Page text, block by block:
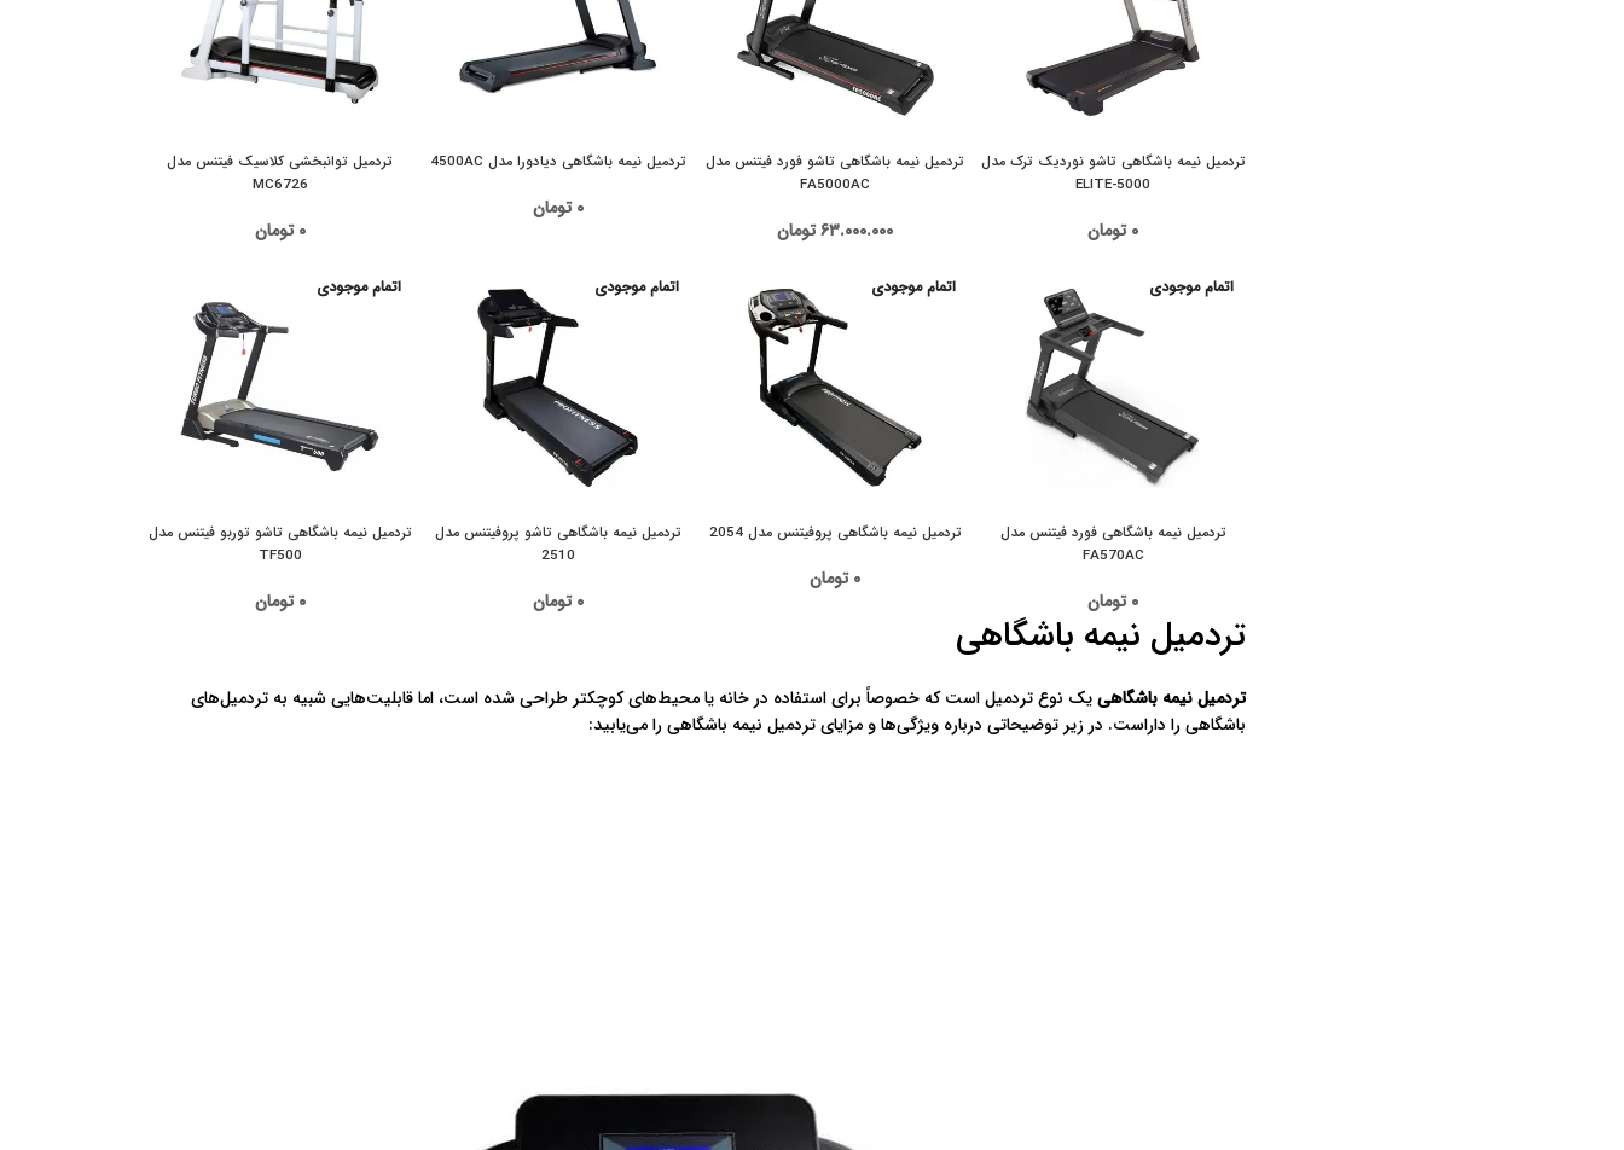
تردمیل نیمه باشگاهی تاشو نوردیک ترک مدل
ELITE-5000
۰ تومان
تردمیل نیمه باشگاهی تاشو فورد فیتنس مدل
FA5000AC
۶۳.۰۰۰.۰۰۰تومان
تردمیل نیمه باشگاهی دیادورا مدل 4500AC
۰ تومان
تردمیل توانبخشی کلاسیک فیتنس مدل
MC6726
۰ تومان
اتمام موجودی
تردمیل نیمه باشگاهی فورد فیتنس مدل
FA570AC
۰ تومان
اتمام موجودی
تردمیل نیمه باشگاهی پروفیتنس مدل 2054
۰ تومان
اتمام موجودی
تردمیل نیمه باشگاهی تاشو پروفیتنس مدل
2510
۰ تومان
اتمام موجودی
تردمیل نیمه باشگاهی تاشو توربو فیتنس مدل
TF500
۰ تومان
تردمیل نیمه باشگاهی
تردمیل نیمه باشگاهییک نوع تردمیل است که خصوصاً برای استفاده در خانه یا محیط‌های کوچکتر طراحی شده است، اما قابلیت‌هایی شبیه به تردمیل‌های
باشگاهی را داراست. در زیر توضیحاتی درباره ویژگی‌ها و مزایای تردمیل نیمه باشگاهی را می‌یابید: